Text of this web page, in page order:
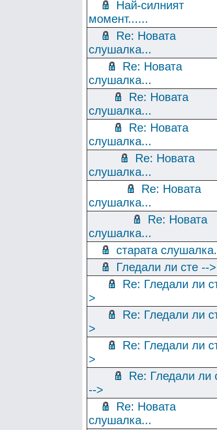
Най-силният
момент......
Re: Новата
слушалка...
Re: Новата
слушалка...
Re: Новата
слушалка...
Re: Новата
слушалка...
Re: Новата
слушалка...
Re: Новата
слушалка...
Re: Новата
слушалка...
старата
Гледали ли сте -->
Re: Гледали ли
>
Re: Гледали ли
>
Re: Гледали ли
>
Re: Гледали ли
-->
Re: Новата
слушалка...